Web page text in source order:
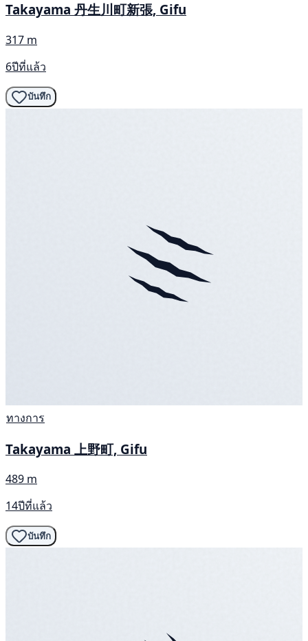
Takayama 丹生川町新張, Gifu
317 m
6ปีที่แล้ว
บันทึก
ทางการ
Takayama 上野町, Gifu
489 m
14ปีที่แล้ว
บันทึก